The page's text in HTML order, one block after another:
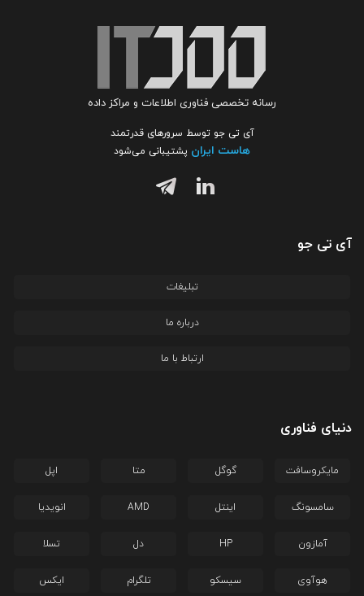
رسانه تخصصی فناوری اطلاعات و مراکز داده
آی تی جو توسط سرورهای قدرتمند
هاست ایران پشتیبانی می‌شود
آی تی جو
تبلیغات
درباره ما
ارتباط با ما
دنیای فناوری
مایکروسافت گوگل متا اپل
سامسونگ اینتل AMD انویدیا
آمازون HP دل تسلا
هوآوی سیسکو تلگرام ایکس